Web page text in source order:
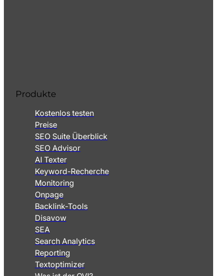
Produkte
Kostenlos testen
Preise
SEO Suite Überblick
SEO Advisor
AI Texter
Keyword-Recherche
Monitoring
Onpage
Backlink-Tools
Disavow
SEA
Search Analytics
Reporting
Textoptimizer